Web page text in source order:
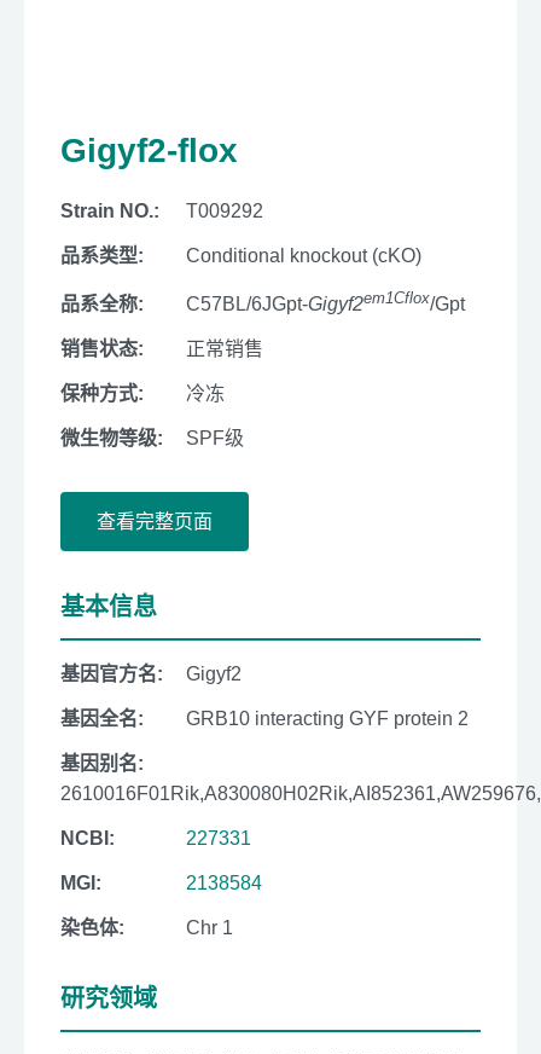
Gigyf2-flox
Strain NO.: T009292
品系类型: Conditional knockout (cKO)
品系全称: C57BL/6JGpt-Gigyf2em1Cflox/Gpt
销售状态: 正常销售
保种方式: 冷冻
微生物等级: SPF级
查看完整页面
基本信息
基因官方名: Gigyf2
基因全名: GRB10 interacting GYF protein 2
基因别名:
NCBI: 227331
MGI: 2138584
染色体: Chr 1
研究领域